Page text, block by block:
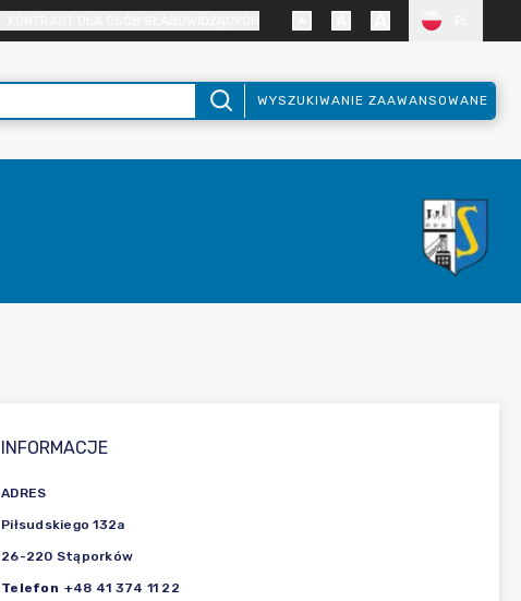
WYSZUKIWANIE ZAAWANSOWANE
INFORMACJE
ADRES
Piłsudskiego 132a
26-220 Stąporków
Telefon +48 41 374 11 22